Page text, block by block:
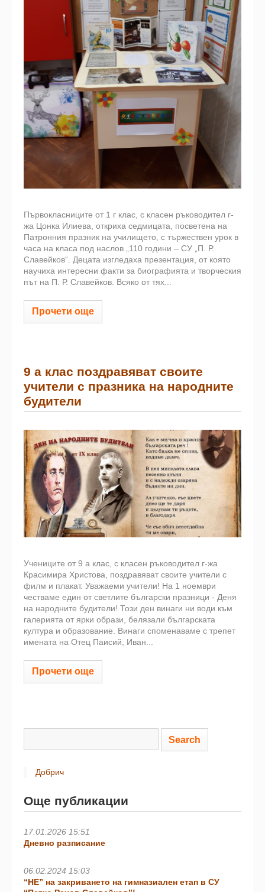
Първокласниците от 1 г клас, с класен ръководител г-
жа Цонка Илиева, откриха седмицата, посветена на
Патронния празник на училището, с тържествен урок в
часа на класа под наслов „110 години – СУ „П. Р.
Славейков“. Децата изгледаха презентация, от която
научиха интересни факти за биографията и творческия
път на П. Р. Славейков. Всяко от тях...
Прочети още
9 а клас поздравяват своите
учители с празника на народните
будители
Учениците от 9 а клас, с класен ръководител г-жа
Красимира Христова, поздравяват своите учители с
филм и плакат. Уважаеми учители! На 1 ноември
честваме един от светлите български празници - Деня
на народните будители! Този ден винаги ни води към
галерията от ярки образи, белязали българската
култура и образование. Винаги споменаваме с трепет
имената на Отец Паисий, Иван...
Прочети още
Добрич
Още публикации
17.01.2026 15:51
Дневно разписание
06.02.2024 15:03
“НЕ” на закриването на гимназиален етап в СУ